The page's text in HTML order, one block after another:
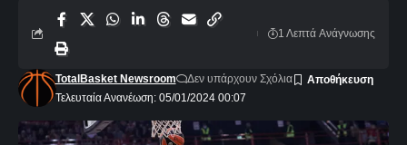
Τελευταία Ανανέωση: 05/01/2024 00:07
TotalBasket Newsroom Δεν υπάρχουν Σχόλια
1 Λεπτά Aνάγνωσης